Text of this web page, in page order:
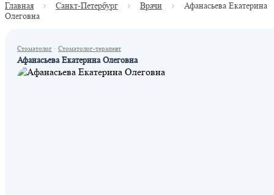
Главная Санкт-Петербург Врачи
Афанасьева Екатерина
Олеговна
Стоматолог · Стоматолог-терапевт
Афанасьева Екатерина Олеговна